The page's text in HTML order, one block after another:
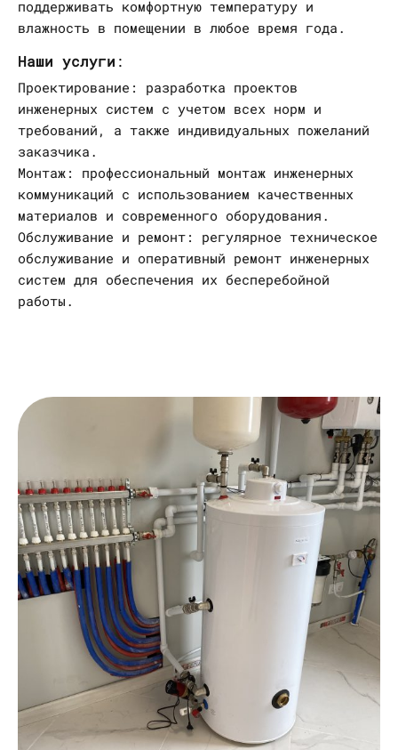
поддерживать комфортную температуру и
влажность в помещении в любое время года.
Наши услуги :
Проектирование: разработка проектов
инженерных систем с учетом всех норм и
требований, а также индивидуальных пожеланий
заказчика.
Монтаж: профессиональный монтаж инженерных
коммуникаций с использованием качественных
материалов и современного оборудования.
Обслуживание и ремонт: регулярное техническое
обслуживание и оперативный ремонт инженерных
систем для обеспечения их бесперебойной
работы.